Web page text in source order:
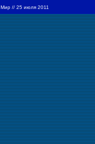
Мир // 25 июля 2011